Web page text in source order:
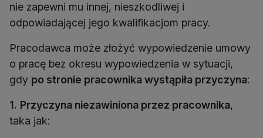
nie zapewni mu innej, nieszkodliwej i
odpowiadającej jego kwalifikacjom pracy.
Pracodawca może złożyć wypowiedzenie umowy
o pracę bez okresu wypowiedzenia w sytuacji,
gdy po stronie pracownika wystąpiła przyczyna:
1. Przyczyna niezawiniona przez pracownika,
taka jak: